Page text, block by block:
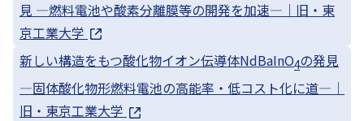
見 ―燃料電池や酸素分離膜等の開発を加速―｜旧・東
京工業大学
新しい構造をもつ酸化物イオン伝導体NdBaInO4の発見
―固体酸化物形燃料電池の高能率・低コスト化に道―｜
旧・東京工業大学